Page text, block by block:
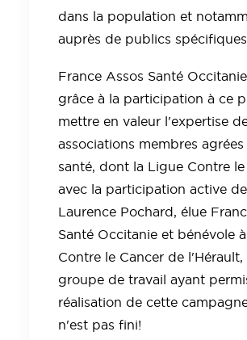
dans la population et
auprès de publics spécifiques.
France Assos Santé
grâce à la participation à ce
mettre en valeur l'expertise
associations membres agrées
santé, dont la Ligue Contre le
avec la participation active de
Laurence Pochard, élue
Santé Occitanie et bénévole
Contre le Cancer de l'Hérault,
groupe de travail ayant
réalisation de cette
n'est pas fini!